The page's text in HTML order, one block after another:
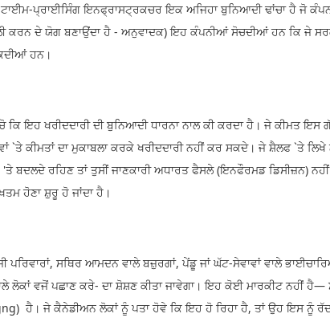
ਪ੍ਰਾਈਸਿੰਗ ਇਨਫ੍ਰਾਸਟ੍ਰਕਚਰ ਇਕ ਅਜਿਹਾ ਬੁਨਿਆਦੀ ਢਾਂਚਾ ਹੈ ਜੋ
ਕਰਨ ਦੇ ਯੋਗ ਬਣਾਉਂਦਾ ਹੈ - ਅਨੁਵਾਦਕ) ਇਹ ਕੰਪਨੀਆਂ ਸੋਚਦੀਆਂ ਹਨ ਕਿ ਜੇ
ਹਨ।
ਕਿ ਇਹ ਖਰੀਦਦਾਰੀ ਦੀ ਬੁਨਿਆਦੀ ਧਾਰਨਾ ਨਾਲ ਕੀ ਕਰਦਾ ਹੈ। ਜੇ ਕੀਮਤ ਇਸ
`ਤੇ ਕੀਮਤਾਂ ਦਾ ਮੁਕਾਬਲਾ ਕਰਕੇ ਖਰੀਦਦਾਰੀ ਨਹੀਂ ਕਰ ਸਕਦੇ। ਜੇ ਸ਼ੈਲਫ `ਤੇ
ਬਦਲਦੇ ਰਹਿਣ ਤਾਂ ਤੁਸੀਂ ਜਾਣਕਾਰੀ ਅਧਾਰਤ ਫੈਸਲੇ (ਇਨਫੌਰਮਡ ਡਿਸੀਜ਼ਨ)
ਹੋਣਾ ਸ਼ੁਰੂ ਹੋ ਜਾਂਦਾ ਹੈ।
ਪਰਿਵਾਰਾਂ, ਸਥਿਰ ਆਮਦਨ ਵਾਲੇ ਬਜ਼ੁਰਗਾਂ, ਪੇਂਡੂ ਜਾਂ ਘੱਟ-ਸੇਵਾਵਾਂ ਵਾਲੇ
ਲੋਕਾਂ ਵਜੋਂ ਪਛਾਣ ਕਰੇ- ਦਾ ਸ਼ੋਸ਼ਣ ਕੀਤਾ ਜਾਵੇਗਾ। ਇਹ ਕੋਈ ਮਾਰਕੀਟ ਨਹੀਂ ਹੈ—
ਹੈ। ਜੇ ਕੈਨੇਡੀਅਨ ਲੋਕਾਂ ਨੂੰ ਪਤਾ ਹੋਵੇ ਕਿ ਇਹ ਹੋ ਰਿਹਾ ਹੈ, ਤਾਂ ਉਹ ਇਸ ਨੂੰ